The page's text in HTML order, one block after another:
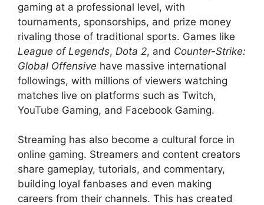
gaming at a professional level, with
tournaments, sponsorships, and prize money
rivaling those of traditional sports. Games like
League of Legends, Dota 2, and Counter-Strike:
Global Offensive have massive international
followings, with millions of viewers watching
matches live on platforms such as Twitch,
YouTube Gaming, and Facebook Gaming.
Streaming has also become a cultural force in
online gaming. Streamers and content creators
share gameplay, tutorials, and commentary,
building loyal fanbases and even making
careers from their channels. This has created